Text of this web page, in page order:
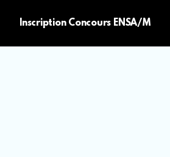
Inscription Concours ENSA/M